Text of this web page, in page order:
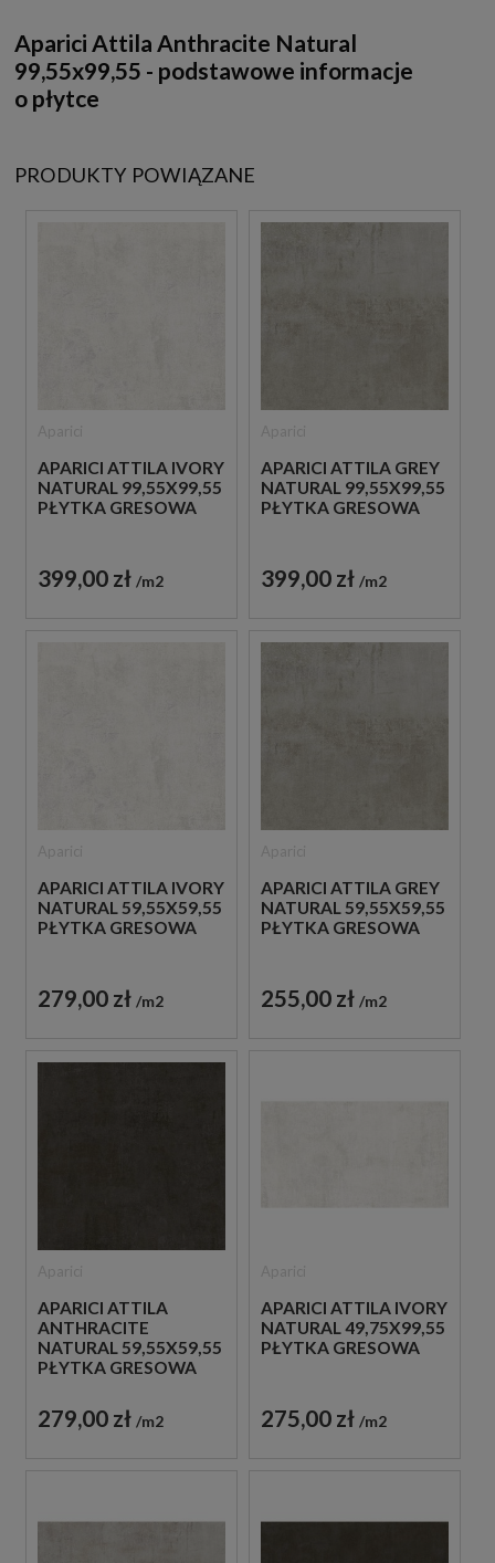
Aparici Attila Anthracite Natural
99,55x99,55 - podstawowe informacje
o płytce
PRODUKTY POWIĄZANE
APARICI ATTILA IVORY
NATURAL 99,55X99,55
PŁYTKA GRESOWA
399,00 zł m2
APARICI ATTILA GREY
NATURAL 99,55X99,55
PŁYTKA GRESOWA
399,00 zł m2
APARICI ATTILA IVORY
NATURAL 59,55X59,55
PŁYTKA GRESOWA
279,00 zł m2
APARICI ATTILA GREY
NATURAL 59,55X59,55
PŁYTKA GRESOWA
255,00 zł m2
APARICI ATTILA
ANTHRACITE
NATURAL 59,55X59,55
PŁYTKA GRESOWA
279,00 zł m2
APARICI ATTILA IVORY
NATURAL 49,75X99,55
PŁYTKA GRESOWA
275,00 zł m2